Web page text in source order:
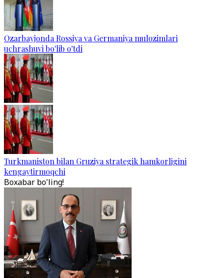
Ozarbayjonda Rossiya va Germaniya mulozimlari
uchrashuvi bo'lib o'tdi
Turkmaniston bilan Gruziya strategik hamkorligini
kengaytirmoqchi
Boxabar bo'ling!